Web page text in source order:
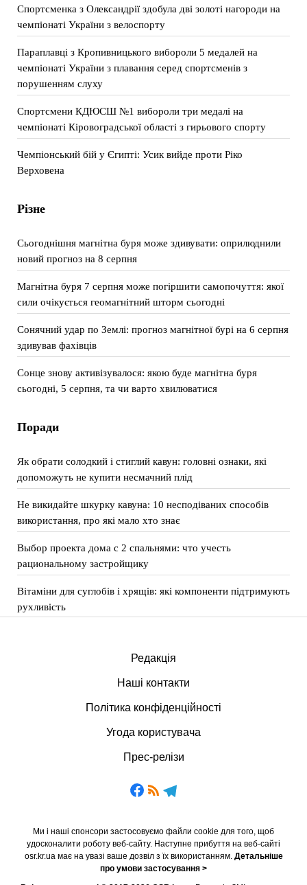
Спортсменка з Олександрії здобула дві золоті нагороди на
чемпіонаті України з велоспорту
Параплавці з Кропивницького вибороли 5 медалей на
чемпіонаті України з плавання серед спортсменів з
порушенням слуху
Спортсмени КДЮСШ №1 вибороли три медалі на
чемпіонаті Кіровоградської області з гирьового спорту
Чемпіонський бій у Єгипті: Усик вийде проти Ріко
Верховена
Різне
Сьогоднішня магнітна буря може здивувати: оприлюднили
новий прогноз на 8 серпня
Магнітна буря 7 серпня може погіршити самопочуття: якої
сили очікується геомагнітний шторм сьогодні
Сонячний удар по Землі: прогноз магнітної бурі на 6 серпня
здивував фахівців
Сонце знову активізувалося: якою буде магнітна буря
сьогодні, 5 серпня, та чи варто хвилюватися
Поради
Як обрати солодкий і стиглий кавун: головні ознаки, які
допоможуть не купити несмачний плід
Не викидайте шкурку кавуна: 10 несподіваних способів
використання, про які мало хто знає
Выбор проекта дома с 2 спальнями: что учесть
рациональному застройщику
Вітаміни для суглобів і хрящів: які компоненти підтримують
рухливість
Редакція
Наші контакти
Політика конфіденційності
Угода користувача
Прес-релізи
Ми і наші спонсори застосовуємо файли cookie для того, щоб
удосконалити роботу веб-сайту. Наступне прибуття на веб-сайті
osr.kr.ua має на увазі ваше дозвіл з їх використанням. Детальніше
про умови застосування >